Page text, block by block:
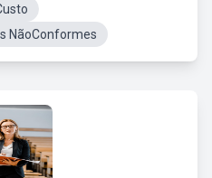
NãoConformes